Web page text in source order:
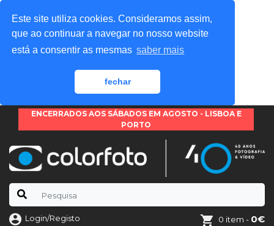
Este site utiliza cookies. Consideramos assim,
que ao continuar a navegar no nosso website
está a consentir as mesmas saber mais
fechar
ENCERRADOS AOS SÁBADOS EM AGOSTO - LISBOA E
PORTO
Login/Registo 0 item - 0€